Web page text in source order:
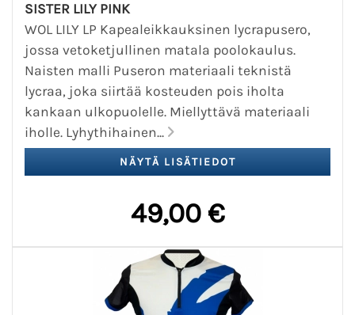
SISTER LILY PINK
WOL LILY LP Kapealeikkauksinen lycrapusero,
jossa vetoketjullinen matala poolokaulus.
Naisten malli Puseron materiaali teknistä
lycraa, joka siirtää kosteuden pois iholta
kankaan ulkopuolelle. Miellyttävä materiaali
iholle. Lyhythihainen...
49,00 €